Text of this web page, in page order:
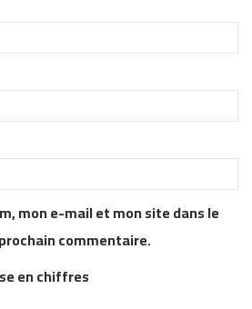
mon e-mail et mon site dans le
commentaire.
en chiffres